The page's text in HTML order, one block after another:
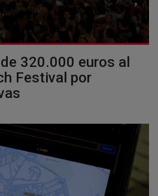
320.000 euros al
Festival por